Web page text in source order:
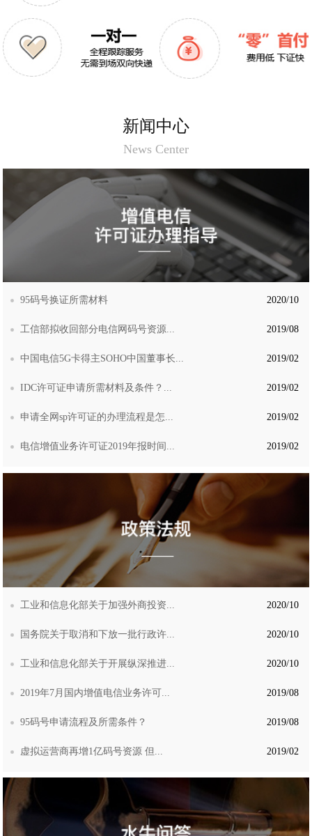
国内因特网虚拟专用网业务（IP-
互联网资源协作服务业务（IRCS）
国内多方通信服务业务
存储转发类业务资质 互联网域名解析业务
通过转售方式提供的蜂窝移动通信业务新闻中心
News Center
95码号换证所需材料 2020/10
工信部拟收回部分电信网码号资源... 2019/08
中国电信5G卡得主SOHO中国董事长... 2019/02
IDC许可证申请所需材料及条件？... 2019/02
申请全网sp许可证的办理流程是怎... 2019/02
电信增值业务许可证2019年报时间... 2019/02
工业和信息化部关于加强外商投资... 2020/10
国务院关于取消和下放一批行政许... 2020/10
工业和信息化部关于开展纵深推进... 2020/10
2019年7月国内增值电信业务许可... 2019/08
95码号申请流程及所需条件？ 2019/08
虚拟运营商再增1亿码号资源 但... 2019/02